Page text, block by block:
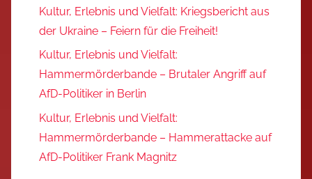
Kultur, Erlebnis und Vielfalt: Kriegsbericht aus
der Ukraine – Feiern für die Freiheit!
Kultur, Erlebnis und Vielfalt:
Hammermörderbande – Brutaler Angriff auf
AfD-Politiker in Berlin
Kultur, Erlebnis und Vielfalt:
Hammermörderbande – Hammerattacke auf
AfD-Politiker Frank Magnitz